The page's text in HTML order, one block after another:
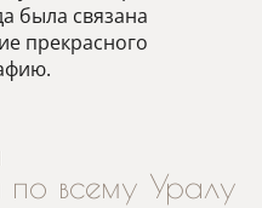
была связана
прекрасного
по всему Уралу